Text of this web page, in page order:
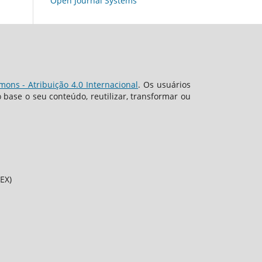
- Atribuição 4.0 Internacional. Os usuários
o seu conteúdo, reutilizar, transformar ou